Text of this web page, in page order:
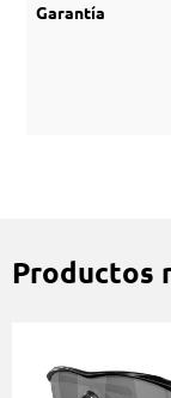
Garantía
Productos